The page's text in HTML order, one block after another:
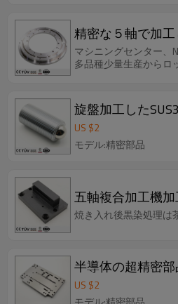
精密な５軸で加
マシニングセンター、
多品種少量生産からロ
US $2
モデル:精密部品
五軸複合加工機
焼き入れ後黒染処理は
半導体の超精密
US $2